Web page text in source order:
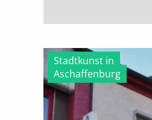
Stadtkunst in
Aschaffenburg